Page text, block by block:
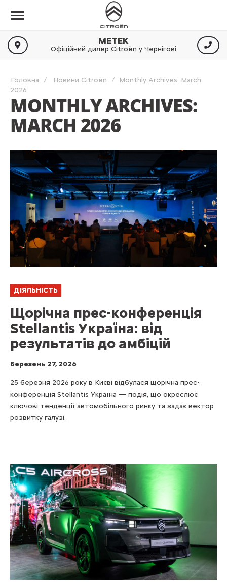
МЕТЕК
Офіційний дилер Citroën у Чернігові
Головна Новини Citroën
Monthly Archives: March
2026
MONTHLY ARCHIVES:
MARCH 2026
ДІЯЛЬНІСТЬ
Щорічна прес-конференція
Stellantis Україна: від
результатів до амбіцій
Березень 27, 2026
25 березня 2026 року в Києві відбулася щорічна прес-
конференція Stellantis Україна — подія, що окреслює
ключові тенденції автомобільного ринку та задає вектор
розвитку галузі.